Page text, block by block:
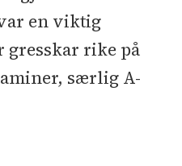
en viktig
gresskar rike på
særlig A-